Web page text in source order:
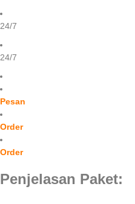
24/7
24/7
Pesan
Order
Order
Penjelasan Paket: